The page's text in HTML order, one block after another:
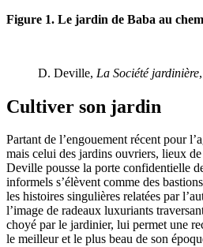
Figure 1. Le jardin de Baba au
D. Deville, La Société jardinière
Cultiver son jardin
Partant de l’engouement récent pour
mais celui des jardins ouvriers, lieux de
Deville pousse la porte confidentielle
informels s’élèvent comme des
les histoires singulières relatées par
l’image de radeaux luxuriants
choyé par le jardinier, lui permet une
le meilleur et le plus beau de son